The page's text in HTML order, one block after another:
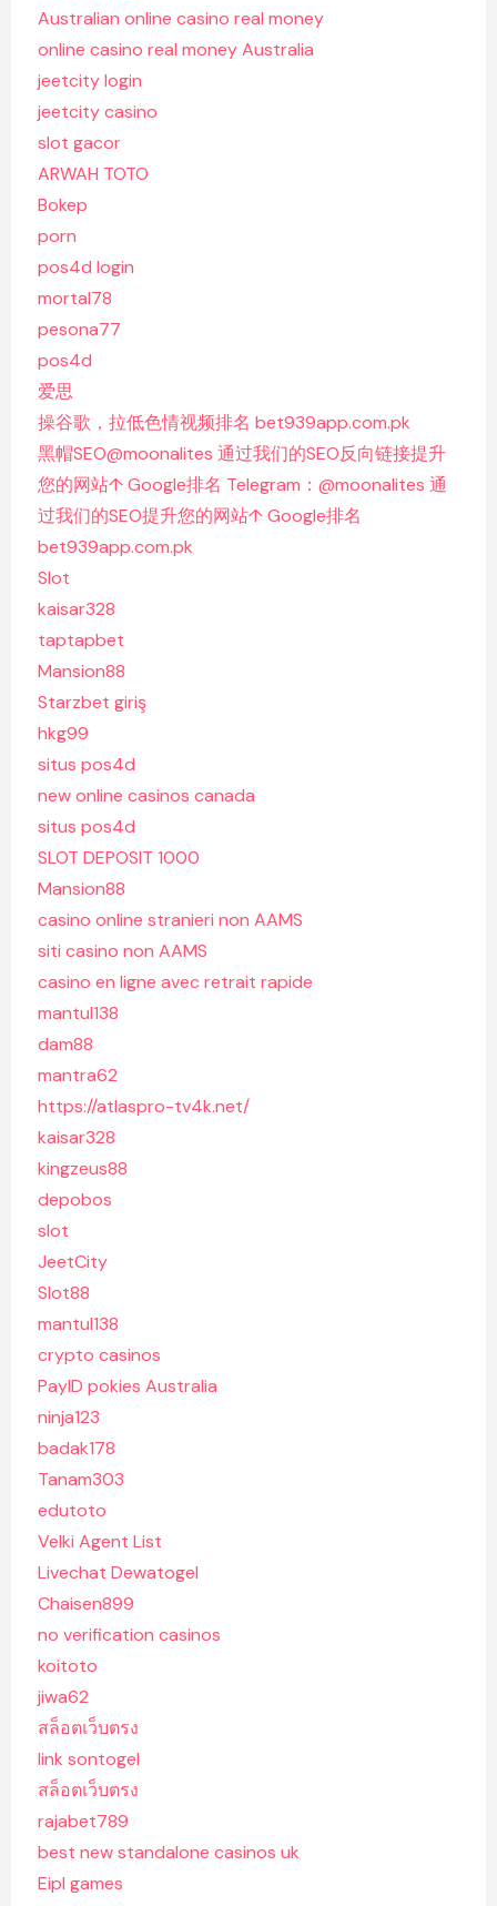
Australian online casino real money
online casino real money Australia
jeetcity login
jeetcity casino
slot gacor
ARWAH TOTO
Bokep
porn
pos4d login
mortal78
pesona77
pos4d
爱思
操谷歌，拉低色情视频排名 bet939app.com.pk
黑帽SEO@moonalites 通过我们的SEO反向链接提升
您的网站↑ Google排名 Telegram：@moonalites 通
过我们的SEO提升您的网站↑ Google排名
bet939app.com.pk
Slot
kaisar328
taptapbet
Mansion88
Starzbet giriş
hkg99
situs pos4d
new online casinos canada
situs pos4d
SLOT DEPOSIT 1000
Mansion88
casino online stranieri non AAMS
siti casino non AAMS
casino en ligne avec retrait rapide
mantul138
dam88
mantra62
https://atlaspro-tv4k.net/
kaisar328
kingzeus88
depobos
slot
JeetCity
Slot88
mantul138
crypto casinos
PayID pokies Australia
ninja123
badak178
Tanam303
edutoto
Velki Agent List
Livechat Dewatogel
Chaisen899
no verification casinos
koitoto
jiwa62
สล็อตเว็บตรง
link sontogel
สล็อตเว็บตรง
rajabet789
best new standalone casinos uk
Eipl games